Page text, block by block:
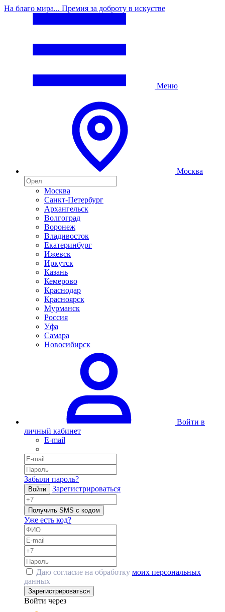
На благо мира... Премия за доброту в искустве
Меню
Москва
Москва
Санкт-Петербург
Архангельск
Волгоград
Воронеж
Владивосток
Екатеринбург
Ижевск
Иркутск
Казань
Кемерово
Краснодар
Красноярск
Мурманск
Россия
Уфа
Самара
Новосибирск
Войти в
личный кабинет
E-mail
Забыли пароль?
Войти Зарегистрироваться
Получить SMS с кодом
Уже есть код?
Даю согласие на обработку моих персональных
данных
Зарегистрироваться
Войти через